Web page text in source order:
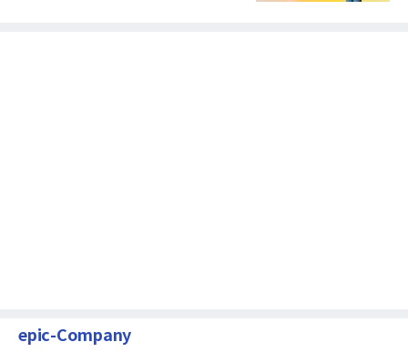
epic-Company